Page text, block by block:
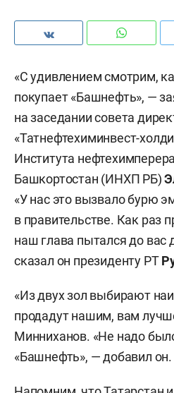
«С удивлением смотрим,
покупает «Башнефть», —
на заседании совета
«Татнефтехиминвест-
Института
Башкортостан (ИНХП РБ)
«У нас это вызвало бурю
в правительстве. Как раз
наш глава пытался до вас
сказал он президенту РТ
«Из двух зол выбирают
продадут нашим, вам
Минниханов. «Не надо
«Башнефть», — добавил он.